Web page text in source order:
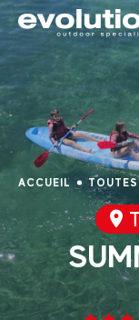
ACCUEIL